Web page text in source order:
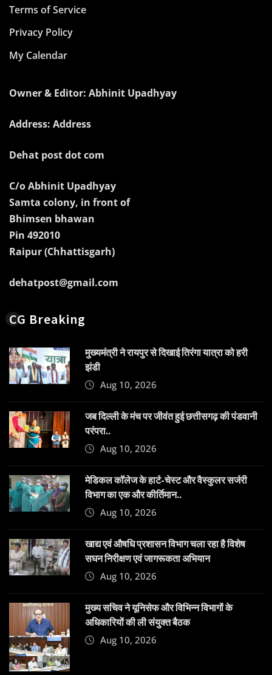
Terms of Service
Privacy Policy
My Calendar
Owner & Editor: Abhinit Upadhyay
Address: Address
Dehat post dot com
C/o Abhinit Upadhyay
Samta colony, in front of
Bhimsen bhawan
Pin 492010
Raipur (Chhattisgarh)
dehatpost@gmail.com
CG Breaking
मुख्यमंत्री ने रायपुर से दिखाई तिरंगा यात्रा को हरी
झंडी
Aug 10, 2026
जब दिल्ली के मंच पर जीवंत हुई छत्तीसगढ़ की पंडवानी
परंपरा..
Aug 10, 2026
​मेडिकल कॉलेज के हार्ट-चेस्ट और वैस्कुलर सर्जरी
विभाग का एक और कीर्तिमान..
Aug 10, 2026
खाद्य एवं औषधि प्रशासन विभाग चला रहा है विशेष
सघन निरीक्षण एवं जागरूकता अभियान
Aug 10, 2026
मुख्य सचिव ने यूनिसेफ और विभिन्न विभागों के
अधिकारियों की ली संयुक्त बैठक
Aug 10, 2026